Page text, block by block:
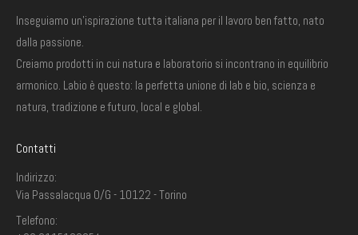
Inseguiamo un'ispirazione tutta italiana per il lavoro ben fatto, nato
dalla passione.
Creiamo prodotti in cui natura e laboratorio si incontrano in equilibrio
armonico. Labio è questo: la perfetta unione di lab e bio, scienza e
natura, tradizione e futuro, local e global.
Contatti
Indirizzo:
Via Passalacqua 0/G - 10122 - Torino
Telefono: